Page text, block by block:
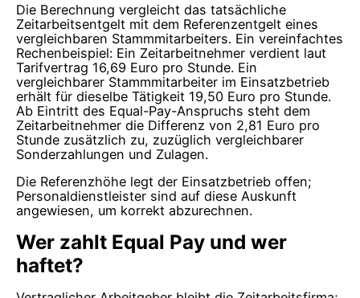
Die Berechnung vergleicht das tatsächliche
Zeitarbeitsentgelt mit dem Referenzentgelt eines
vergleichbaren Stammmitarbeiters. Ein vereinfachtes
Rechenbeispiel: Ein Zeitarbeitnehmer verdient laut
Tarifvertrag 16,69 Euro pro Stunde. Ein
vergleichbarer Stammmitarbeiter im Einsatzbetrieb
erhält für dieselbe Tätigkeit 19,50 Euro pro Stunde.
Ab Eintritt des Equal-Pay-Anspruchs steht dem
Zeitarbeitnehmer die Differenz von 2,81 Euro pro
Stunde zusätzlich zu, zuzüglich vergleichbarer
Sonderzahlungen und Zulagen.
Die Referenzhöhe legt der Einsatzbetrieb offen;
Personaldienstleister sind auf diese Auskunft
angewiesen, um korrekt abzurechnen.
Wer zahlt Equal Pay und wer
haftet?